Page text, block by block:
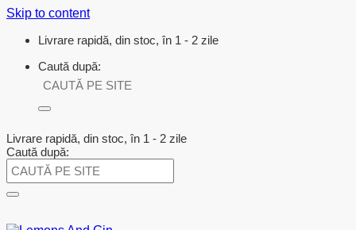
Skip to content
Livrare rapidă, din stoc, în 1 - 2 zile
Caută după:
Livrare rapidă, din stoc, în 1 - 2 zile
Caută după: